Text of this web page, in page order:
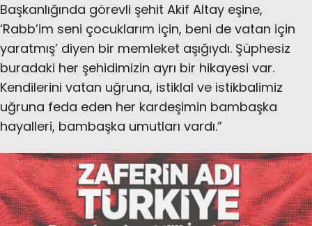
Başkanlığında görevli şehit Akif Altay eşine,
‘Rabb’im seni çocuklarım için, beni de vatan için
yaratmış’ diyen bir memleket aşığıydı. Şüphesiz
buradaki her şehidimizin ayrı bir hikayesi var.
Kendilerini vatan uğruna, istiklal ve istikbalimiz
uğruna feda eden her kardeşimin bambaşka
hayalleri, bambaşka umutları vardı.”